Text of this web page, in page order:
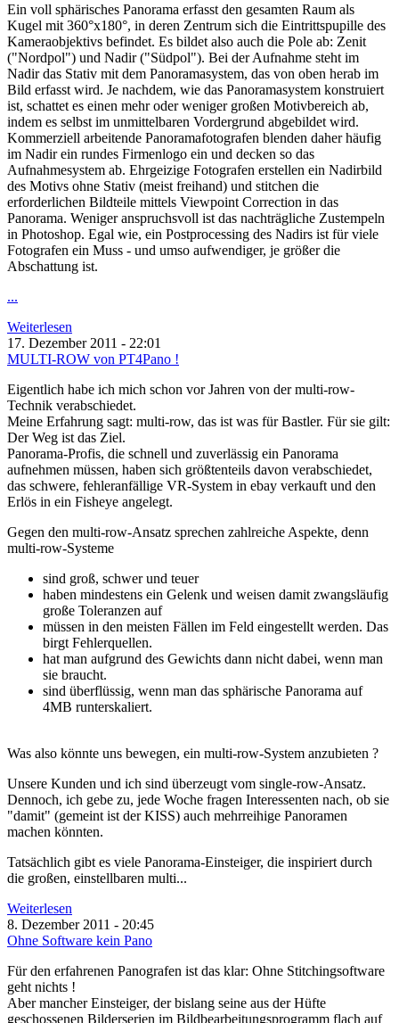
Ein voll sphärisches Panorama erfasst den gesamten Raum als
Kugel mit 360°x180°, in deren Zentrum sich die Eintrittspupille des
Kameraobjektivs befindet. Es bildet also auch die Pole ab: Zenit
("Nordpol") und Nadir ("Südpol"). Bei der Aufnahme steht im
Nadir das Stativ mit dem Panoramasystem, das von oben herab im
Bild erfasst wird. Je nachdem, wie das Panoramasystem konstruiert
ist, schattet es einen mehr oder weniger großen Motivbereich ab,
indem es selbst im unmittelbaren Vordergrund abgebildet wird.
Kommerziell arbeitende Panoramafotografen blenden daher häufig
im Nadir ein rundes Firmenlogo ein und decken so das
Aufnahmesystem ab. Ehrgeizige Fotografen erstellen ein Nadirbild
des Motivs ohne Stativ (meist freihand) und stitchen die
erforderlichen Bildteile mittels Viewpoint Correction in das
Panorama. Weniger anspruchsvoll ist das nachträgliche Zustempeln
in Photoshop. Egal wie, ein Postprocessing des Nadirs ist für viele
Fotografen ein Muss - und umso aufwendiger, je größer die
Abschattung ist.
...
Weiterlesen
17. Dezember 2011 - 22:01
MULTI-ROW von PT4Pano !
Eigentlich habe ich mich schon vor Jahren von der multi-row-
Technik verabschiedet.
Meine Erfahrung sagt: multi-row, das ist was für Bastler. Für sie gilt:
Der Weg ist das Ziel.
Panorama-Profis, die schnell und zuverlässig ein Panorama
aufnehmen müssen, haben sich größtenteils davon verabschiedet,
das schwere, fehleranfällige VR-System in ebay verkauft und den
Erlös in ein Fisheye angelegt.
Gegen den multi-row-Ansatz sprechen zahlreiche Aspekte, denn
multi-row-Systeme
sind groß, schwer und teuer
haben mindestens ein Gelenk und weisen damit zwangsläufig
große Toleranzen auf
müssen in den meisten Fällen im Feld eingestellt werden. Das
birgt Fehlerquellen.
hat man aufgrund des Gewichts dann nicht dabei, wenn man
sie braucht.
sind überflüssig, wenn man das sphärische Panorama auf
4MB runterskaliert.
Was also könnte uns bewegen, ein multi-row-System anzubieten ?
Unsere Kunden und ich sind überzeugt vom single-row-Ansatz.
Dennoch, ich gebe zu, jede Woche fragen Interessenten nach, ob sie
"damit" (gemeint ist der KISS) auch mehrreihige Panoramen
machen könnten.
Tatsächlich gibt es viele Panorama-Einsteiger, die inspiriert durch
die großen, einstellbaren multi...
Weiterlesen
8. Dezember 2011 - 20:45
Ohne Software kein Pano
Für den erfahrenen Panografen ist das klar: Ohne Stitchingsoftware
geht nichts !
Aber mancher Einsteiger, der bislang seine aus der Hüfte
geschossenen Bilderserien im Bildbearbeitungsprogramm flach auf